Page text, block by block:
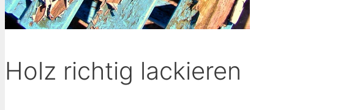
Holz richtig lackieren